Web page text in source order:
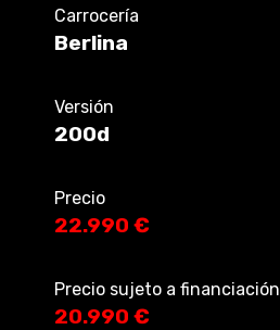
Carrocería
Berlina
Versión
200d
Precio
22.990 €
Precio sujeto a financiación
20.990 €